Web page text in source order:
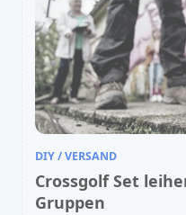
DIY / VERSAND
Crossgolf Set
Gruppen